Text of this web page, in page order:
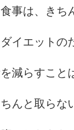
事は、きち
イエットの
減らすこと
んと取らな